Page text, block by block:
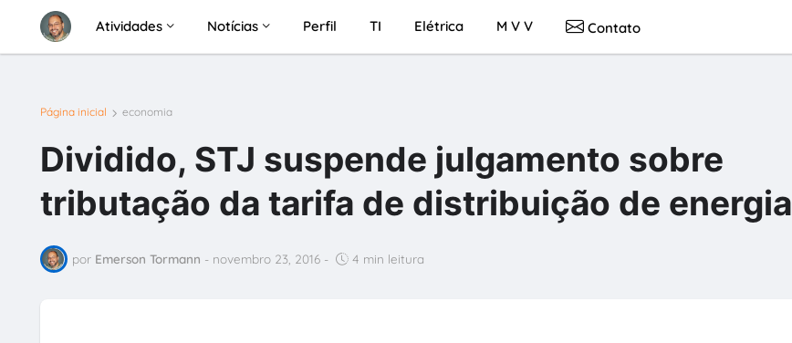
Atividades Notícias Perfil TI Elétrica M V V Contato
Página inicial economia
Dividido, STJ suspende julgamento sobre
tributação da tarifa de distribuição de energia
por Emerson Tormann - novembro 23, 2016 - 4 min leitura